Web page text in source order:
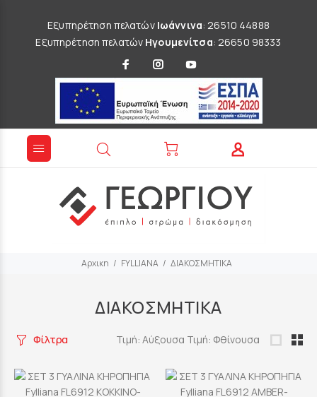
Εξυπηρέτηση πελατών Ιωάννινα: 26510 44888
Εξυπηρέτηση πελατών Ηγουμενίτσα: 26650 98333
Αρχικη FYLLIANA ΔΙΑΚΟΣΜΗΤΙΚΑ
ΔΙΑΚΟΣΜΗΤΙΚΑ
Φίλτρα Τιμή: Αύξουσα Τιμή: Φθίνουσα